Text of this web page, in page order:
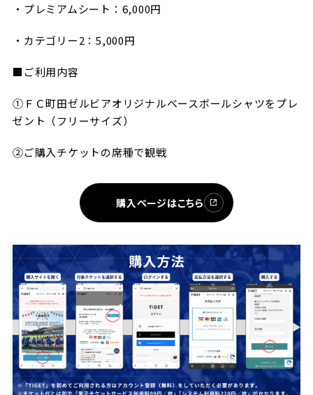
・プレミアムシート：6,000円
・カテゴリー2：5,000円
■ご利用内容
①ＦＣ町田ゼルビアオリジナルベースボールシャツをプレ
ゼント（フリーサイズ）
②ご購入チケットの席種で観戦
購入ページはこちら